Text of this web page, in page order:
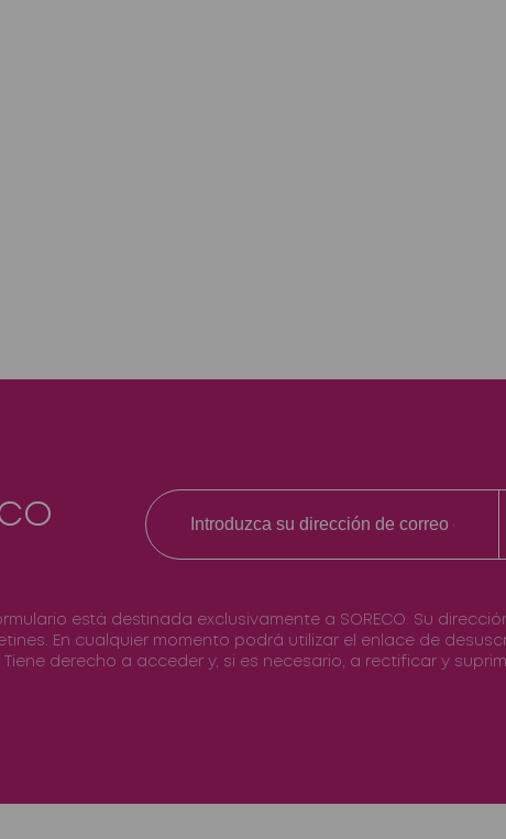
está destinada exclusivamente a SORECO. Su
En cualquier momento podrá utilizar el enlace de
derecho a acceder y, si es necesario, a rectificar y